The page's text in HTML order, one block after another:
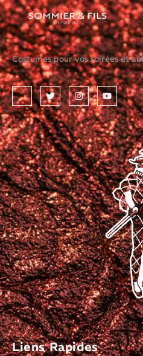
Costumes pour vos soirées et
Liens Rapides